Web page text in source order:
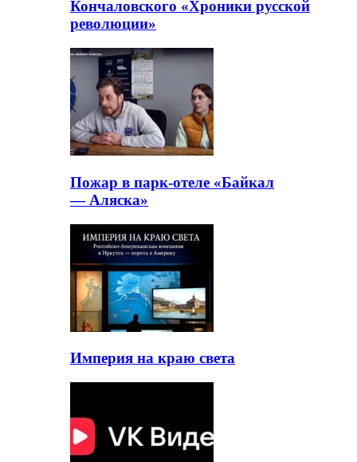
Кончаловского «Хроники русской
революции»
Пожар в парк-отеле «Байкал
— Аляска»
Империя на краю света